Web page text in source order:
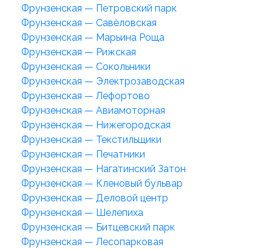
Фрунзенская — Петровский парк
Фрунзенская — Савёловская
Фрунзенская — Марьина Роща
Фрунзенская — Рижская
Фрунзенская — Сокольники
Фрунзенская — Электрозаводская
Фрунзенская — Лефортово
Фрунзенская — Авиамоторная
Фрунзенская — Нижегородская
Фрунзенская — Текстильщики
Фрунзенская — Печатники
Фрунзенская — Нагатинский Затон
Фрунзенская — Кленовый бульвар
Фрунзенская — Деловой центр
Фрунзенская — Шелепиха
Фрунзенская — Битцевский парк
Фрунзенская — Лесопарковая